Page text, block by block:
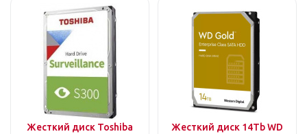
Жесткий диск Toshiba
Жесткий диск 14Tb WD